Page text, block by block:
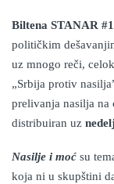
Biltena STANAR
političkim
uz mnogo reči,
„Srbija protiv
prelivanja nasilja na
distribuiran uz
Nasilje i moć su
koja ni u skupštini